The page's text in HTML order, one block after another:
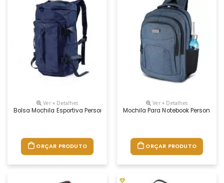
Ver + Detalhes
Bolsa Mochila Esportiva Personalizada
ORÇAR PRODUTO
Ver + Detalhes
Mochila Para Notebook
ORÇAR PRODUTO